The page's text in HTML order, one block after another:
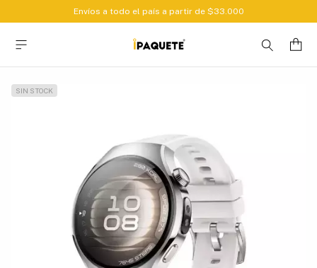
Envíos a todo el país a partir de $33.000
SIN STOCK